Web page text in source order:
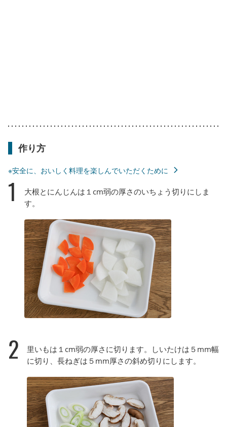
作り方
※安全に、おいしく料理を楽しんでいただくために
1
大根とにんじんは１cm弱の厚さのいちょう切りにしま
す。
2
里いもは１cm弱の厚さに切ります。しいたけは５mm幅
に切り、長ねぎは５mm厚さの斜め切りにします。